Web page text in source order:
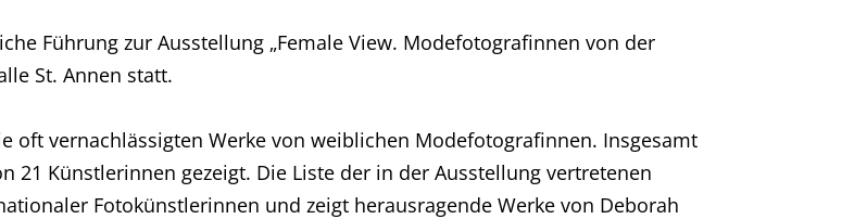
Führung zur Ausstellung „Female View. Modefotografinnen von der
St. Annen statt.
oft vernachlässigten Werke von weiblichen Modefotografinnen. Insgesamt
21 Künstlerinnen gezeigt. Die Liste der in der Ausstellung vertretenen
Fotokünstlerinnen und zeigt herausragende Werke von Deborah